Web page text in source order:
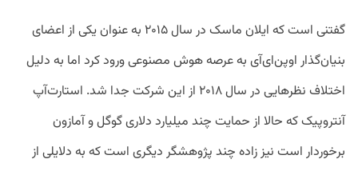
گفتنی است که ایلان ماسک در سال ۲۰۱۵ به عنوان یکی از اعضای
بنیان‌گذار اوپن‌ای‌آی به عرصه هوش مصنوعی ورود کرد اما به دلیل
اختلاف نظرهایی در سال ۲۰۱۸ از این شرکت جدا شد. استارت‌آپ
آنتروپیک که حالا از حمایت چند میلیارد دلاری گوگل و آمازون
برخوردار است نیز زاده چند پژوهشگر دیگری است که به دلایلی از